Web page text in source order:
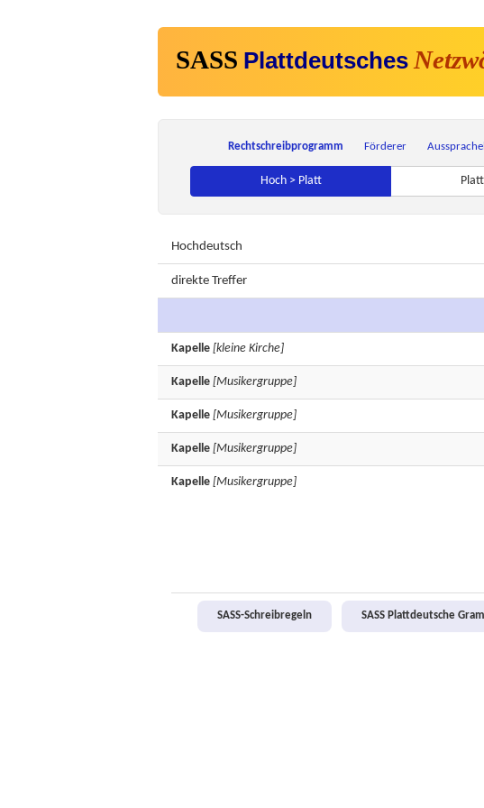
SASS Plattdeutsches
Rechtschreibprogramm Förderer
Hoch > Platt
Hochdeutsch
direkte Treffer
Kapelle [kleine Kirche]
Kapelle [Musikergruppe]
Kapelle [Musikergruppe]
Kapelle [Musikergruppe]
Kapelle [Musikergruppe]
SASS-Schreibregeln SASS Plattdeutsche